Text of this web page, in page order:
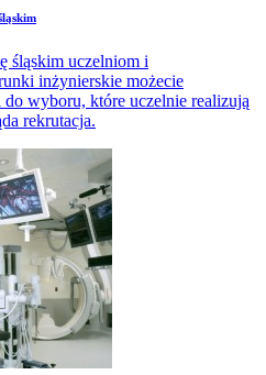
śląskim uczelniom i
inżynierskie możecie
wyboru, które uczelnie realizują
rekrutacja.